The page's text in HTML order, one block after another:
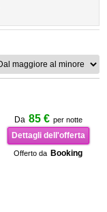
Da 85 € per notte
Dettagli dell'offerta
Offerto da Booking